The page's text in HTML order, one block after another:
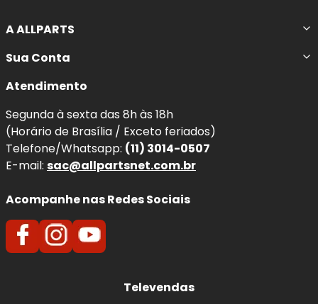
A ALLPARTS
Sua Conta
Atendimento
Segunda à sexta das 8h às 18h
(Horário de Brasília / Exceto feriados)
Telefone/Whatsapp: (11) 3014-0507
E-mail: sac@allpartsnet.com.br
Acompanhe nas Redes Sociais
Televendas